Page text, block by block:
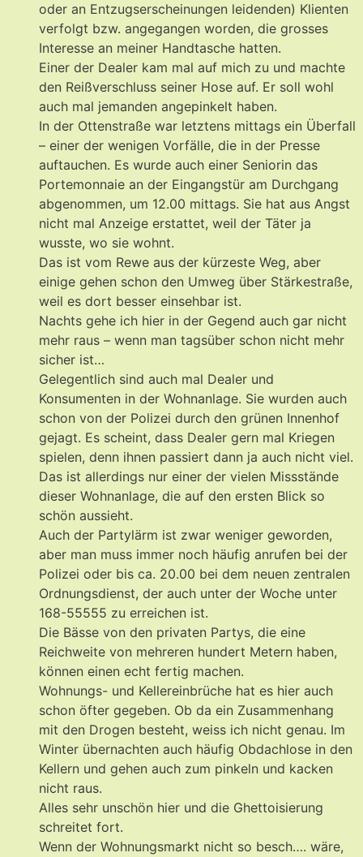
oder an Entzugserscheinungen leidenden) Klienten
verfolgt bzw. angegangen worden, die grosses
Interesse an meiner Handtasche hatten.
Einer der Dealer kam mal auf mich zu und machte
den Reißverschluss seiner Hose auf. Er soll wohl
auch mal jemanden angepinkelt haben.
In der Ottenstraße war letztens mittags ein Überfall
– einer der wenigen Vorfälle, die in der Presse
auftauchen. Es wurde auch einer Seniorin das
Portemonnaie an der Eingangstür am Durchgang
abgenommen, um 12.00 mittags. Sie hat aus Angst
nicht mal Anzeige erstattet, weil der Täter ja
wusste, wo sie wohnt.
Das ist vom Rewe aus der kürzeste Weg, aber
einige gehen schon den Umweg über Stärkestraße,
weil es dort besser einsehbar ist.
Nachts gehe ich hier in der Gegend auch gar nicht
mehr raus – wenn man tagsüber schon nicht mehr
sicher ist…
Gelegentlich sind auch mal Dealer und
Konsumenten in der Wohnanlage. Sie wurden auch
schon von der Polizei durch den grünen Innenhof
gejagt. Es scheint, dass Dealer gern mal Kriegen
spielen, denn ihnen passiert dann ja auch nicht viel.
Das ist allerdings nur einer der vielen Missstände
dieser Wohnanlage, die auf den ersten Blick so
schön aussieht.
Auch der Partylärm ist zwar weniger geworden,
aber man muss immer noch häufig anrufen bei der
Polizei oder bis ca. 20.00 bei dem neuen zentralen
Ordnungsdienst, der auch unter der Woche unter
168-55555 zu erreichen ist.
Die Bässe von den privaten Partys, die eine
Reichweite von mehreren hundert Metern haben,
können einen echt fertig machen.
Wohnungs- und Kellereinbrüche hat es hier auch
schon öfter gegeben. Ob da ein Zusammenhang
mit den Drogen besteht, weiss ich nicht genau. Im
Winter übernachten auch häufig Obdachlose in den
Kellern und gehen auch zum pinkeln und kacken
nicht raus.
Alles sehr unschön hier und die Ghettoisierung
schreitet fort.
Wenn der Wohnungsmarkt nicht so besch…. wäre,